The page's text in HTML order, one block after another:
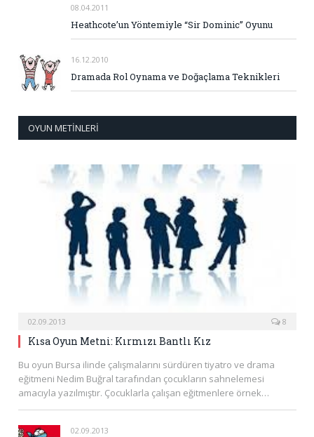
08.04.2011
Heathcote’un Yöntemiyle “Sir Dominic” Oyunu
16.12.2010
Dramada Rol Oynama ve Doğaçlama Teknikleri
OYUN METINLERI
02.09.2013 8
Kısa Oyun Metni: Kırmızı Bantlı Kız
Bu oyun Bursa ilinde çalışmalarını sürdüren tiyatro ve drama
eğitmeni Nedim Buğral tarafından çocukların sahnelemesi
amacıyla yazılmıştır. Çocuklarla çalışan eğitmenlere örnek…
02.09.2013